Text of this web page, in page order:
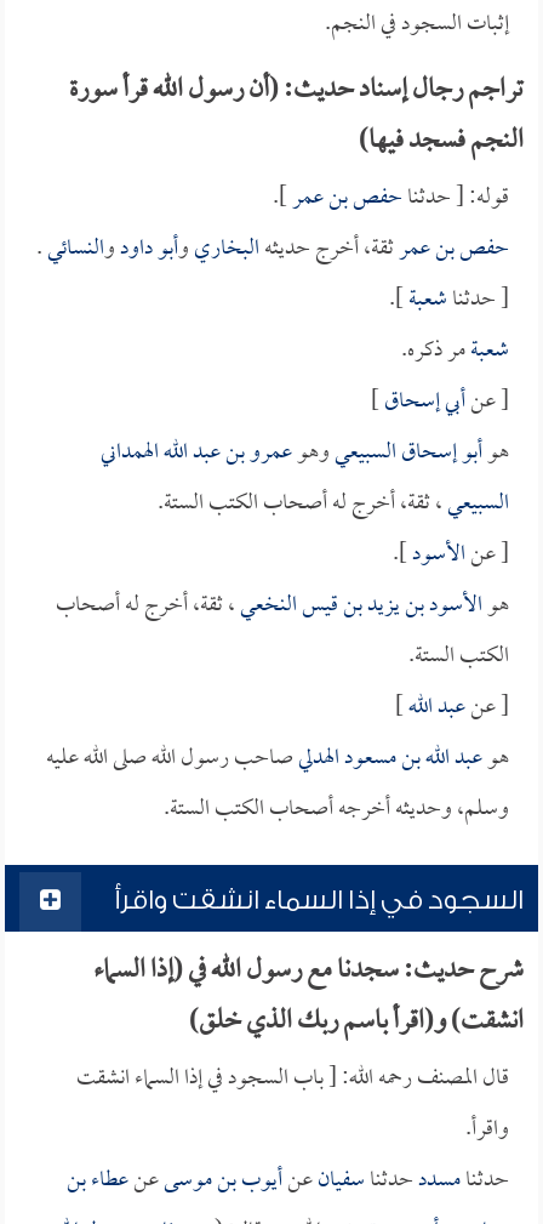
إثبات السجود في النجم.
تراجم رجال إسناد حديث: (أن رسول الله قرأ سورة
النجم فسجد فيها)
قوله: [ حدثناحفص بن عمر].
حفص بن عمرثقة، أخرج حديثهالبخاريوأبو داودوالنسائي.
[ حدثناشعبة].
شعبةمر ذكره.
[ عنأبي إسحاق]
هوأبو إسحاق السبيعيوهوعمرو بن عبد الله الهمداني
السبيعي، ثقة، أخرج له أصحاب الكتب الستة.
[ عنالأسود].
هوالأسود بن يزيد بن قيس النخعي، ثقة، أخرج له أصحاب
الكتب الستة.
[ عنعبد الله]
هوعبد الله بن مسعود الهدليصاحب رسول الله صلى الله عليه
وسلم، وحديثه أخرجه أصحاب الكتب الستة.
السجود في إذا السماء انشقت واقرأ
شرح حديث: سجدنا مع رسول الله في (إذا السماء
انشقت) و(اقرأ باسم ربك الذي خلق)
قال المصنف رحمه الله: [ باب السجود في إذا السماء انشقت
واقرأ.
حدثنامسددحدثناسفيانعنأيوب بن موسىعنعطاء بن